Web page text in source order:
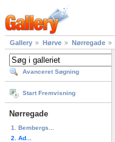
Gallery Hørve Nørregade
Avanceret Søgning
Start Fremvisning
Nørregade
1. Bembergs...
2. Ad...